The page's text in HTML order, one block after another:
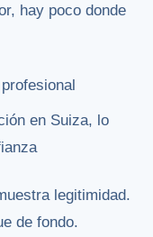
hay poco donde
en Suiza, lo
legitimidad.
de fondo.